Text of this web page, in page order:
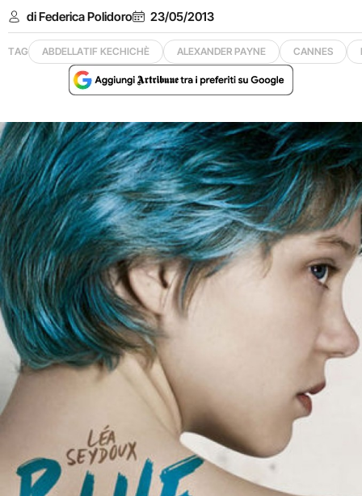
di Federica Polidoro 23/05/2013
TAG ABDELLATIF KECHICHÈ ALEXANDER PAYNE CANNES